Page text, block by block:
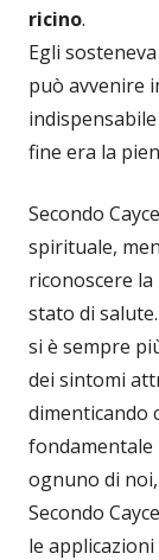
ricino.
Egli
può avvenire
fine era la
Secondo
spirituale,
riconoscere
stato di
si è sempre
dei sintomi
dimenticando
fondamentale
ognuno di
Secondo
le